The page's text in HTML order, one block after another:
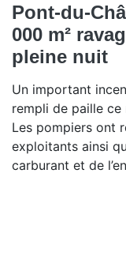
Pont-du-
000 m²
pleine nuit
Un important
rempli de paille
Les pompiers ont
exploitants ainsi
carburant et de